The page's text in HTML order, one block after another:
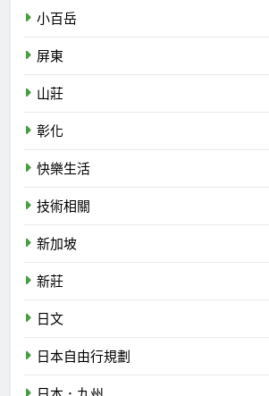
小百岳
屏東
山莊
彰化
快樂生活
技術相關
新加坡
新莊
日文
日本自由行規劃